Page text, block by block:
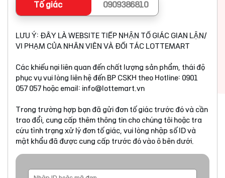
Tố giác 0909386810
LƯU Ý: ĐÂY LÀ WEBSITE TIẾP NHẬN TỐ GIÁC GIAN LẬN/
VI PHẠM CỦA NHÂN VIÊN VÀ ĐỐI TÁC LOTTEMART
Các khiếu nại liên quan đến chất lượng sản phẩm, thái độ
phục vụ vui lòng liên hệ đến BP CSKH theo Hotline: 0901
057 057 hoặc email: info@lottemart.vn
Trong trường hợp bạn đã gửi đơn tố giác trước đó và cần
trao đổi, cung cấp thêm thông tin cho chúng tôi hoặc tra
cứu tình trạng xử lý đơn tố giác, vui lòng nhập số ID và
mật khẩu đã được cung cấp trước đó vào ô bên dưới.